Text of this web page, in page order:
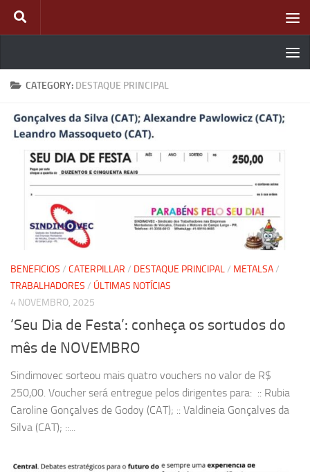
Skip to content
CATEGORY: DESTAQUE PRINCIPAL
BENEFICIOS / CATERPILLAR / DESTAQUE PRINCIPAL/ METALSA/
TRABALHADORES / ÚLTIMAS NOTÍCIAS
4 NOVEMBRO, 2025
‘Seu Dia de Festa’: conheça os sortudos do
mês de NOVEMBRO
Sindimovec sorteou mais quatro vouchers no valor de R$
250,00. Voucher será entregue pelos dirigentes para: :: Rubia
Caroline Gonçalves de Godoy (CAT); :: Valdineia Gonçalves da
Silva (CAT); ::...